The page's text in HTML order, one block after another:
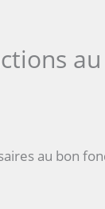
au bon